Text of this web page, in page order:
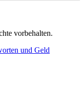
vorbehalten.